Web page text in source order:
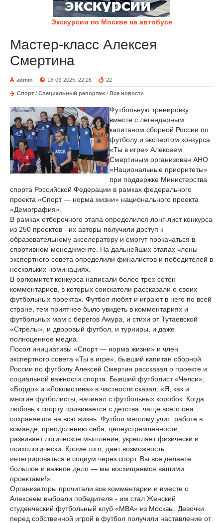
Экскурсии по Москве на автобусе
Мастер-класс Алексея
Смертина
admin 18-03-2025, 22:26 22
Спорт / Специальный репортаж / Все новости
Футбольную тренировку
вместе с легендарным
капитаном сборной России по
футболу и экспертом конкурса
«Ты в игре» Алексеем
Смертиным организован АНО
«Национальные приоритеты»
при поддержке Министерства
спорта Российской Федерации в рамках федерального
проекта «Спорт — норма жизни» национального проекта
«Демография».
В рамках отборочного этапа определился лонг-лист конкурса
из 250 проектов - их авторы получили доступ к
образовательному акселератору и смогут прокачаться в
спортивном менеджменте. На дальнейших этапах члены
экспертного совета определили финалистов и победителей в
нескольких номинациях.
В оргкомитет конкурса написали более трех сотен
комментариев, в которых соискатели рассказали о своих
футбольных проектах. Футбол любят и играют в него по всей
стране, тем приятнее было увидеть в комментариях и
футбольных мам с берегов Амура, и стихи от Тутаевской
«Стрелы», и дворовый футбол, и турниры, и даже
полноценное медиа.
Посол инициативы «Спорт — норма жизни» и член
экспертного совета «Ты в игре», бывший капитан сборной
России по футболу Алексей Смертин рассказал о проекте и
социальной важности спорта. Бывший футболист «Челси»,
«Бордо» и «Локомотива» в частности сказал: «Я, как и
многие футболисты, начинал с футбольных коробок. Когда
любовь к спорту прививается с детства, чаще всего она
сохраняется на всю жизнь. Футбол многому учит: работе в
команде, преодолению себя, целеустремленности;
развивает логическое мышление, укрепляет физически и
психологически. Кроме того, дает возможность
интегрироваться в социум через спорт. Вы все делаете
большое и важное дело — мы восхищаемся вашими
проектами!».
Организаторы прочитали все комментарии и вместе с
Алексеем выбрали победителя - им стал Женский
студенческий футбольный клуб «МВА» из Москвы. Девочки
перед собственной игрой в футбол получили наставление от